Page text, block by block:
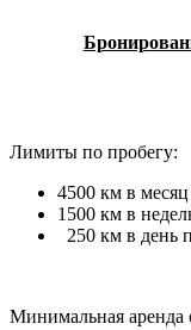
Лимиты по пробегу:
4500 км в месяц
1500 км в
250 км в день
Минимальная аренда